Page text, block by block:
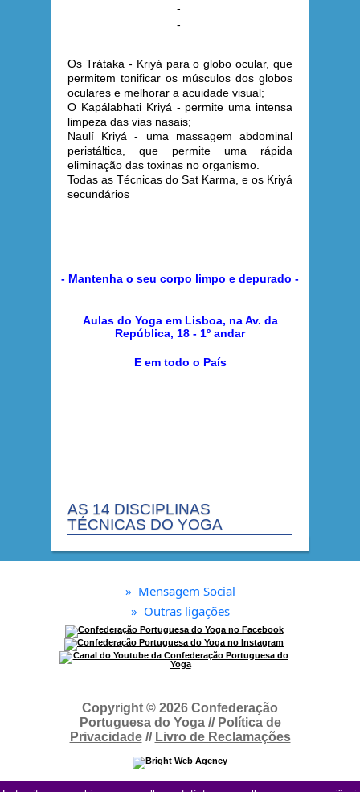
-
-
Os Trátaka - Kriyá para o globo ocular, que
permitem tonificar os músculos dos globos
oculares e melhorar a acuidade visual;
O Kapálabhati Kriyá - permite uma intensa
limpeza das vias nasais;
Naulí Kriyá - uma massagem abdominal
peristáltica, que permite uma rápida
eliminação das toxinas no organismo.
Todas as Técnicas do Sat Karma, e os Kriyá
secundários
- Mantenha o seu corpo limpo e depurado -
Aulas do Yoga em Lisboa, na Av. da
República, 18 - 1º andar
E em todo o País
AS 14 DISCIPLINAS
TÉCNICAS DO YOGA
» Mensagem Social
» Outras ligações
Copyright © 2026 Confederação
Portuguesa do Yoga // Política de
Privacidade// Livro de Reclamações